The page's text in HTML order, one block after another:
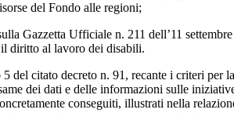
del Fondo alle regioni;
Gazzetta Ufficiale n. 211 dell’11
diritto al lavoro dei disabili.
del citato decreto n. 91, recante i criteri per
dei dati e delle informazioni sulle
conseguiti, illustrati nella